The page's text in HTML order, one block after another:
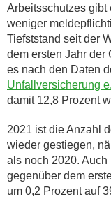
Arbeitsschutzes gibt
weniger
Tiefststand seit der
dem ersten Jahr der
es nach den Daten
Unfallversicherung
damit 12,8 Prozent
2021 ist die Anzahl
wieder gestiegen,
als noch 2020.
gegenüber dem
um 0,2 Prozent auf